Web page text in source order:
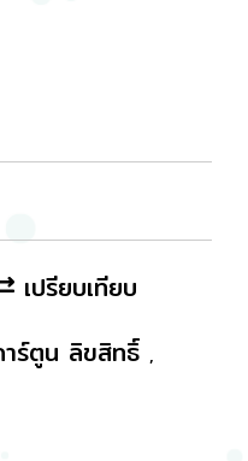
เปรียบเทียบ
าร์ตูน ลิขสิทธิ์ ,